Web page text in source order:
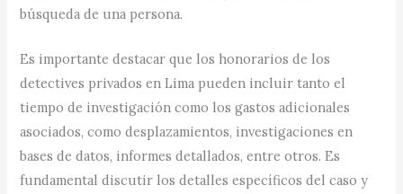
búsqueda de una persona.
Es importante destacar que los honorarios de los
detectives privados en Lima pueden incluir tanto el
tiempo de investigación como los gastos adicionales
asociados, como desplazamientos, investigaciones en
bases de datos, informes detallados, entre otros. Es
fundamental discutir los detalles específicos del caso y